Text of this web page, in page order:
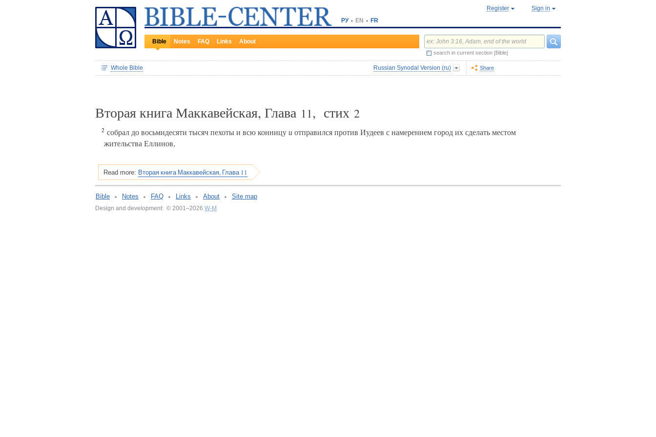
РУ EN FR
Register Sign in
Bible Notes FAQ Links About
search in current section [Bible]
Whole Bible Russian Synodal Version (ru) Share
Вторая книга Маккавейская, Глава 11, стих 2
2 собрал до восьмидесяти тысяч пехоты и всю конницуиотправился против Иудеев с намерением город их сделать местом
жительства Еллинов,
Read more: Вторая книга Маккавейская, Глава 11
Bible Notes FAQ Links About Site map
Design and development: © 2001–2026 W-M